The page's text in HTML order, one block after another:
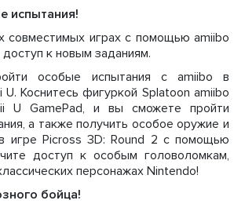
испытания!
совместимых играх с помощью amiibo
к новым заданиям.
особые испытания с amiibo в
Коснитесь фигуркой Splatoon amiibo
U GamePad, и вы сможете пройти
а также получить особое оружие и
игре Picross 3D: Round 2 с помощью
доступ к особым головоломкам,
персонажах Nintendo!
бойца!